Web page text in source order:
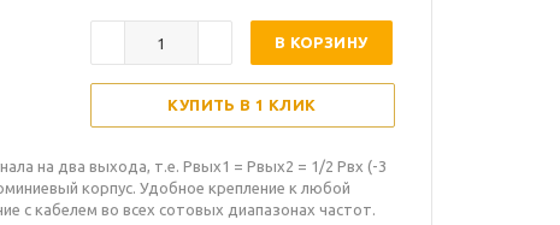
В КОРЗИНУ
КУПИТЬ В 1 КЛИК
на два выхода, т.е. Рвых1 = Рвых2 = 1/2 Рвх (-3
корпус. Удобное крепление к любой
с кабелем во всех сотовых диапазонах частот.